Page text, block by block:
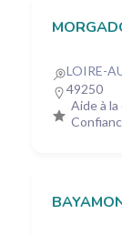
LOIRE-
49250
Aide à